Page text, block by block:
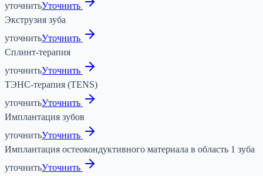
уточнитьУточнить
Экструзия зуба
уточнитьУточнить
Сплинт-терапия
уточнитьУточнить
ТЭНС-терапия (TENS)
уточнитьУточнить
Имплантация зубов
уточнитьУточнить
Имплантация остеокондуктивного материала в область 1 зуба
уточнитьУточнить